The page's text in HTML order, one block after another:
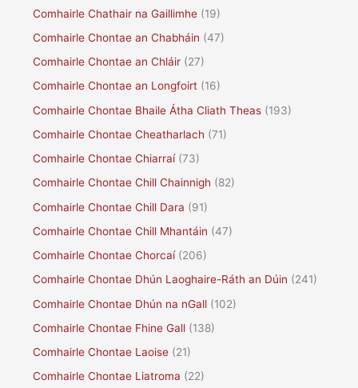
Comhairle Chathair na Gaillimhe (19)
Comhairle Chontae an Chabháin (47)
Comhairle Chontae an Chláir (27)
Comhairle Chontae an Longfoirt (16)
Comhairle Chontae Bhaile Átha Cliath Theas (193)
Comhairle Chontae Cheatharlach (71)
Comhairle Chontae Chiarraí(73)
Comhairle Chontae Chill Chainnigh (82)
Comhairle Chontae Chill Dara (91)
Comhairle Chontae Chill Mhantáin (47)
Comhairle Chontae Chorcaí(206)
Comhairle Chontae Dhún Laoghaire-Ráth an Dúin (241)
Comhairle Chontae Dhún na nGall (102)
Comhairle Chontae Fhine Gall (138)
Comhairle Chontae Laoise (21)
Comhairle Chontae Liatroma (22)